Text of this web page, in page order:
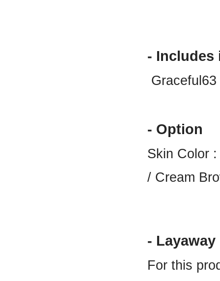
- Includes
- Option
Skin Color
/ Cream
- Layaway
For this